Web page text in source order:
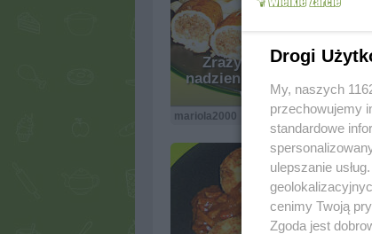
Zrazy wieprzowe z
nadzieniem chlebowym
wg M&Ł
6.7k 21 0
mariola2000
Drogi
My, naszych
przechowujemy
standardowe
ulepszanie
cenimy Twoją
Zgoda jest